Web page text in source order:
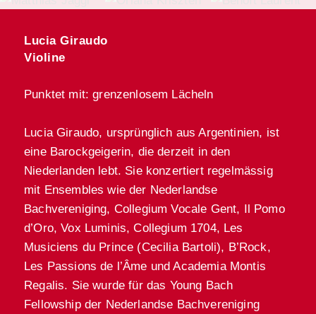
Lucia Giraudo
Violine
Punktet mit: grenzenlosem Lächeln
Lucia Giraudo, ursprünglich aus Argentinien, ist
eine Barockgeigerin, die derzeit in den
Niederlanden lebt. Sie konzertiert regelmässig
mit Ensembles wie der Nederlandse
Bachvereniging, Collegium Vocale Gent, Il Pomo
d’Oro, Vox Luminis, Collegium 1704, Les
Musiciens du Prince (Cecilia Bartoli), B’Rock,
Les Passions de l’Âme und Academia Montis
Regalis. Sie wurde für das Young Bach
Fellowship der Nederlandse Bachvereniging